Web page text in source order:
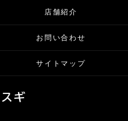
店舗紹介
お問い合わせ
サイトマップ